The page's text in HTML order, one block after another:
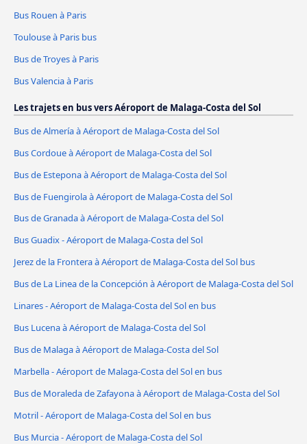
Bus Rouen à Paris
Toulouse à Paris bus
Bus de Troyes à Paris
Bus Valencia à Paris
Les trajets en bus vers Aéroport de Malaga-Costa del Sol
Bus de Almería à Aéroport de Malaga-Costa del Sol
Bus Cordoue à Aéroport de Malaga-Costa del Sol
Bus de Estepona à Aéroport de Malaga-Costa del Sol
Bus de Fuengirola à Aéroport de Malaga-Costa del Sol
Bus de Granada à Aéroport de Malaga-Costa del Sol
Bus Guadix - Aéroport de Malaga-Costa del Sol
Jerez de la Frontera à Aéroport de Malaga-Costa del Sol bus
Bus de La Linea de la Concepción à Aéroport de Malaga-Costa del Sol
Linares - Aéroport de Malaga-Costa del Sol en bus
Bus Lucena à Aéroport de Malaga-Costa del Sol
Bus de Malaga à Aéroport de Malaga-Costa del Sol
Marbella - Aéroport de Malaga-Costa del Sol en bus
Bus de Moraleda de Zafayona à Aéroport de Malaga-Costa del Sol
Motril - Aéroport de Malaga-Costa del Sol en bus
Bus Murcia - Aéroport de Malaga-Costa del Sol